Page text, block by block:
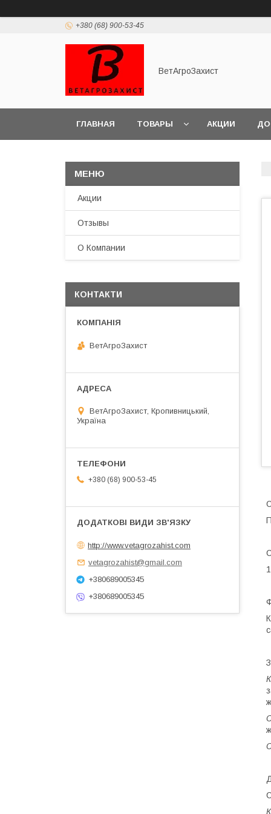
+380 (68) 900-53-45
ВетАгроЗахист
ГЛАВНАЯ ТОВАРЫ АКЦИИ
Акции
Отзывы
О Компании
КОНТАКТИ
ВетАгроЗахист
ВетАгроЗахист, Кропивницький,
Україна
+380 (68) 900-53-45
http://www.vetagrozahist.com
vetagrozahist@gmail.com
+380689005345
+380689005345